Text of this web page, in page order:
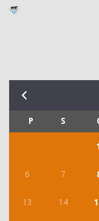
P S
6 7
13 14